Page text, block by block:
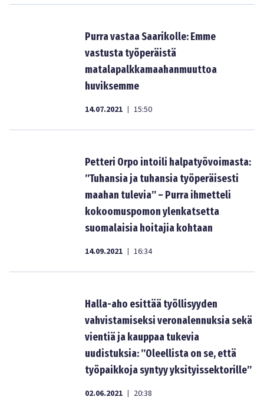
Purra vastaa Saarikolle: Emme
vastusta työperäistä
matalapalkkamaahanmuuttoa
huviksemme
14.07.2021 | 15:50
Petteri Orpo intoili halpatyövoimasta:
”Tuhansia ja tuhansia työperäisesti
maahan tulevia” – Purra ihmetteli
kokoomuspomon ylenkatsetta
suomalaisia hoitajia kohtaan
14.09.2021 | 16:34
Halla-aho esittää työllisyyden
vahvistamiseksi veronalennuksia sekä
vientiä ja kauppaa tukevia
uudistuksia: ”Oleellista on se, että
työpaikkoja syntyy yksityissektorille”
02.06.2021 | 20:38